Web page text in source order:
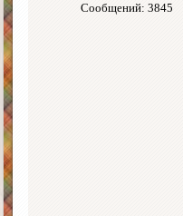
Сообщений: 3845